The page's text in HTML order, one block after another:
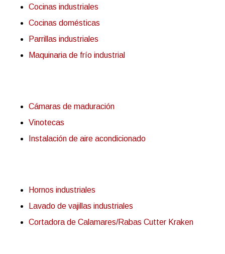
Cocinas industriales
Cocinas domésticas
Parrillas industriales
Maquinaria de frío industrial
Cámaras de maduración
Vinotecas
Instalación de aire acondicionado
Hornos industriales
Lavado de vajillas industriales
Cortadora de Calamares/Rabas Cutter Kraken